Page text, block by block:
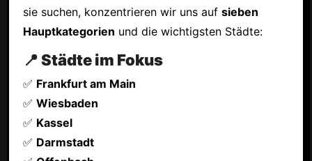
sie suchen, konzentrieren wir uns auf sieben
Hauptkategorien und die wichtigsten Städte:
📍 Städte im Fokus
✅ Frankfurt am Main
✅ Wiesbaden
✅ Kassel
✅ Darmstadt